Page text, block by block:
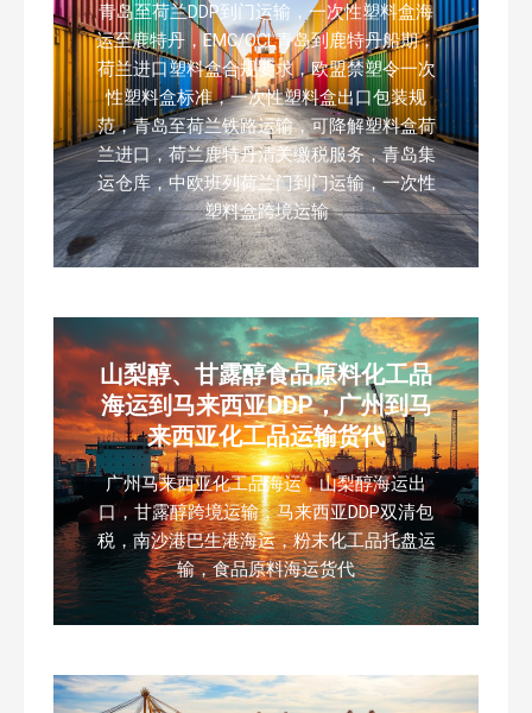
青岛至荷兰DDP到门运输，一次性塑料盒海
运至鹿特丹，EMC/OCL青岛到鹿特丹船期，
荷兰进口塑料盒合规要求，欧盟禁塑令一次
性塑料盒标准，一次性塑料盒出口包装规
范，青岛至荷兰铁路运输，可降解塑料盒荷
兰进口，荷兰鹿特丹清关缴税服务，青岛集
运仓库，中欧班列荷兰门到门运输，一次性
塑料盒跨境运输
山梨醇、甘露醇食品原料化工品
海运到马来西亚DDP，广州到马
来西亚化工品运输货代
广州马来西亚化工品海运，山梨醇海运出
口，甘露醇跨境运输，马来西亚DDP双清包
税，南沙港巴生港海运，粉末化工品托盘运
输，食品原料海运货代